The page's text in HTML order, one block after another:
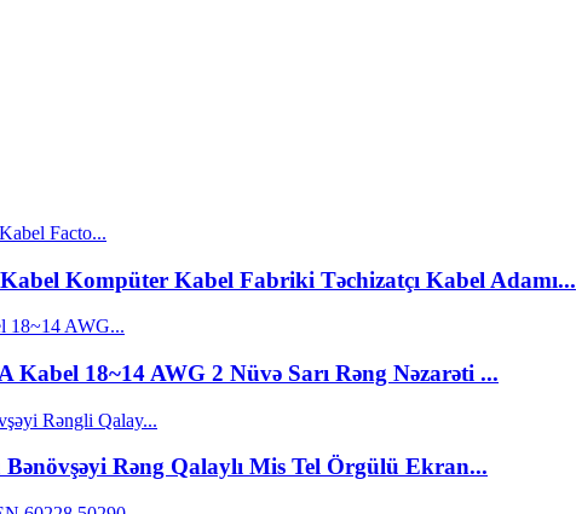
Kompüter Kabel Fabriki Təchizatçı Kabel Adamı...
18~14 AWG 2 Nüvə Sarı Rəng Nəzarəti ...
Rəng Qalaylı Mis Tel Örgülü Ekran...